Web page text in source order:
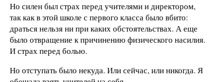
Но силен был страх перед учителями и директором,
так как в этой школе с первого класса было вбито:
драться нельзя ни при каких обстоятельствах. А еще
было отвращение к причинению физического насилия.
И страх перед болью.
Но отступать было некуда. Или сейчас, или никогда. Я